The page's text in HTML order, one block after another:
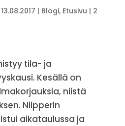
13.08.2017 | Blogi, Etusivu | 2
tila- ja
Kesällä on
niistä
Niipperin
aikataulussa ja